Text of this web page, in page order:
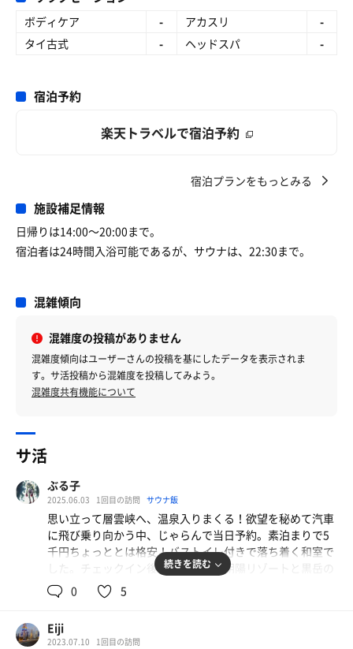
ボディケア - アカスリ
-
タイ古式
- ヘッドスパ -
宿泊予約
楽天トラベルで宿泊予約
宿泊プランをもっとみる
施設補足情報
日帰りは14:00〜20:00まで。
宿泊者は24時間入浴可能であるが、サウナは、22:30まで。
混雑傾向
混雑度の投稿がありません
混雑度傾向はユーザーさんの投稿を基にしたデータを表示されま
す。サ活投稿から混雑度を投稿してみよう。
混雑度共有機能について
サ活
ぶる子
2025.06.03 1回目の訪問 サウナ飯
思い立って層雲峡へ、温泉入りまくる！欲望を秘めて汽車
に飛び乗り向かう中、じゃらんで当日予約。素泊まりで5
千円ちょっととは格安！バストイレ付きで落ち着く和室で
した。チェックイン後、他の温泉へ朝陽リゾートと黒岳の
湯♨️をはしごし、21:30過ぎに戻り。部屋で晩酌🍶同フロ
アに氷スタンドがあり、お酒が進み寝落ち😴
朝風呂6時過ぎに向かう。サウナは15:00〜22:30までと掲
続きを読む
0 5
Eiji
2023.07.10 1回目の訪問